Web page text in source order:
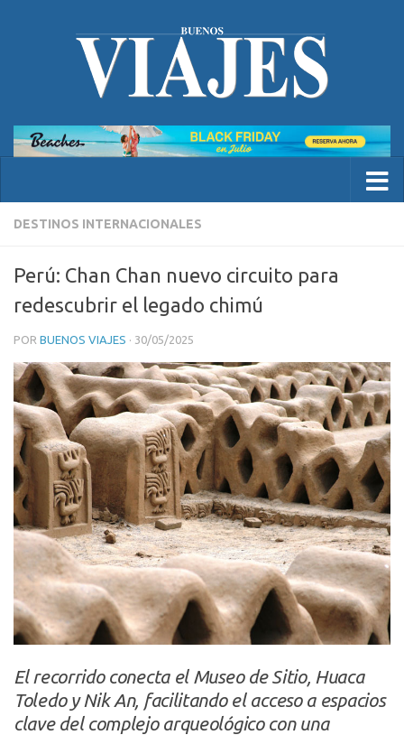
DESTINOS INTERNACIONALES
Perú: Chan Chan nuevo circuito para
redescubrir el legado chimú
POR BUENOS VIAJES · 30/05/2025
El recorrido conecta el Museo de Sitio, Huaca
Toledo y Nik An, facilitando el acceso a espacios
clave del complejo arqueológico con una